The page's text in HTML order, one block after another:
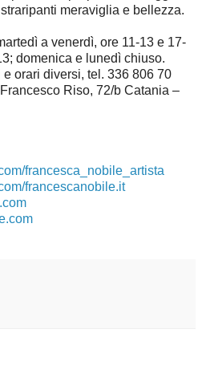
meraviglia e bellezza.
a venerdì, ore 11-13 e 17-
domenica e lunedì chiuso.
orari diversi, tel. 336 806 70
Riso, 72/b Catania –
francesca_nobile_artista
francescanobile.it